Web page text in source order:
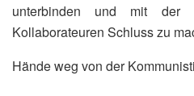
unterbinden und mit der
Kollaborateuren Schluss zu
Hände weg von der